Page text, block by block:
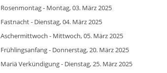
Rosenmontag - Montag, 03. März 2025
Fastnacht - Dienstag, 04. März 2025
Aschermittwoch - Mittwoch, 05. März 2025
Frühlingsanfang - Donnerstag, 20. März 2025
Mariä Verkündigung - Dienstag, 25. März 2025